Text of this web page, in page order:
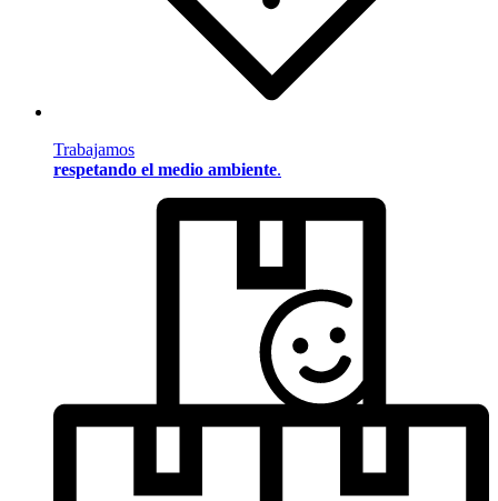
Trabajamos
respetando el medio ambiente.